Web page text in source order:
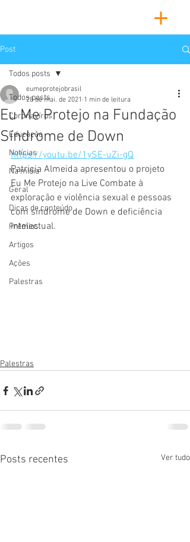
Post
Todos posts
Coronavírus
Educação
Notícias
Na mídia
Geral
Dicas de conteúdo
Prêmios
Artigos
Ações
Palestras
Todos posts
Eu Me Protejo na Fundação
Síndrome de Down
eumeprotejobrasil
28 de mai. de 2021 1 min de leitura
https://youtu.be/1ySE-uZi-gQ
Patricia Almeida apresentou o projeto
Eu Me Protejo na Live Combate à
exploração e violência sexual e pessoas
com síndrome de Down e deficiência
intelectual.
Palestras
Posts recentes Ver tudo